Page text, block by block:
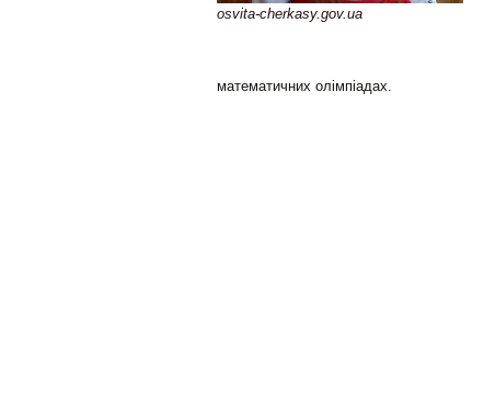
osvita-cherkasy.gov.ua
математичних олімпіадах.